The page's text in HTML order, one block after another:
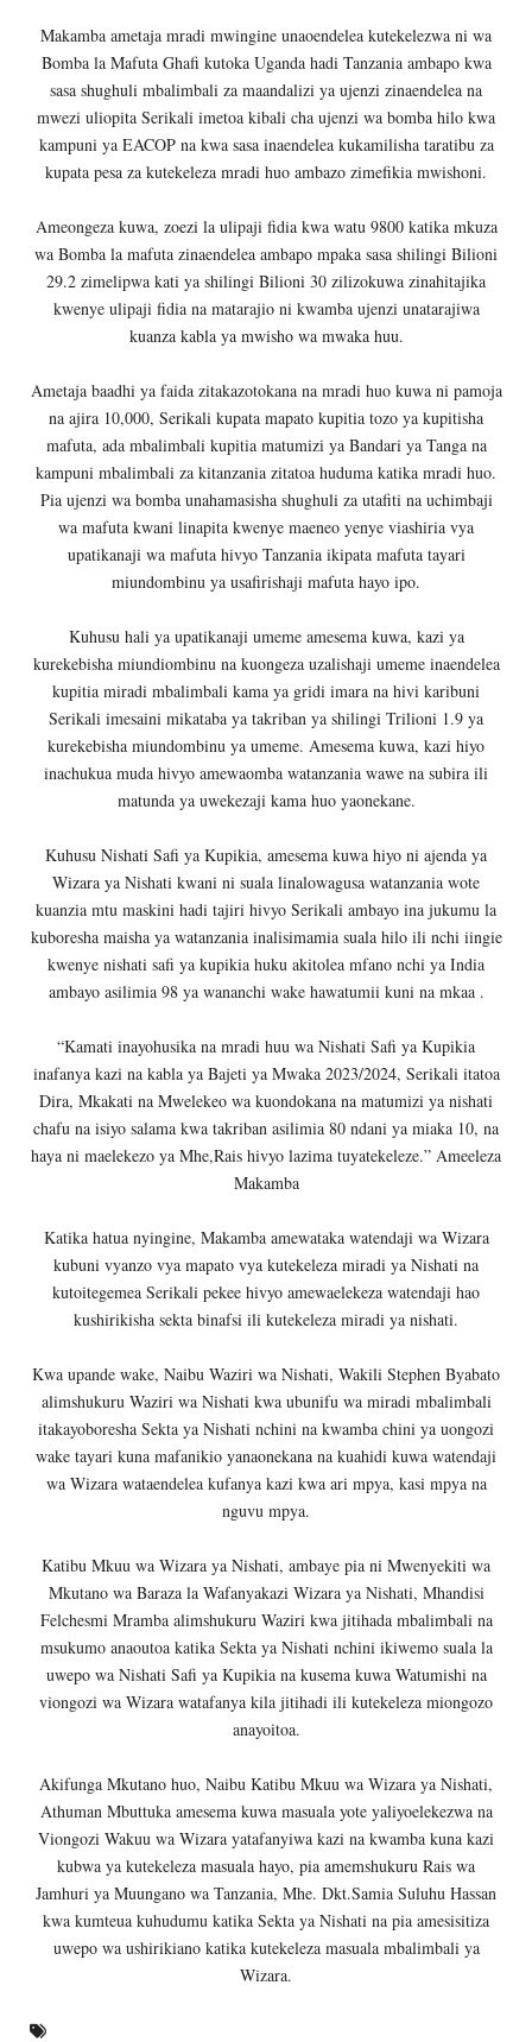
Makamba ametaja mradi mwingine unaoendelea kutekelezwa ni wa
Bomba la Mafuta Ghafi kutoka Uganda hadi Tanzania ambapo kwa
sasa shughuli mbalimbali za maandalizi ya ujenzi zinaendelea na
mwezi uliopita Serikali imetoa kibali cha ujenzi wa bomba hilo kwa
kampuni ya EACOP na kwa sasa inaendelea kukamilisha taratibu za
kupata pesa za kutekeleza mradi huo ambazo zimefikia mwishoni.
Ameongeza kuwa, zoezi la ulipaji fidia kwa watu 9800 katika mkuza
wa Bomba la mafuta zinaendelea ambapo mpaka sasa shilingi Bilioni
29.2 zimelipwa kati ya shilingi Bilioni 30 zilizokuwa zinahitajika
kwenye ulipaji fidia na matarajio ni kwamba ujenzi unatarajiwa
kuanza kabla ya mwisho wa mwaka huu.
Ametaja baadhi ya faida zitakazotokana na mradi huo kuwa ni pamoja
na ajira 10,000, Serikali kupata mapato kupitia tozo ya kupitisha
mafuta, ada mbalimbali kupitia matumizi ya Bandari ya Tanga na
kampuni mbalimbali za kitanzania zitatoa huduma katika mradi huo.
Pia ujenzi wa bomba unahamasisha shughuli za utafiti na uchimbaji
wa mafuta kwani linapita kwenye maeneo yenye viashiria vya
upatikanaji wa mafuta hivyo Tanzania ikipata mafuta tayari
miundombinu ya usafirishaji mafuta hayo ipo.
Kuhusu hali ya upatikanaji umeme amesema kuwa, kazi ya
kurekebisha miundiombinu na kuongeza uzalishaji umeme inaendelea
kupitia miradi mbalimbali kama ya gridi imara na hivi karibuni
Serikali imesaini mikataba ya takriban ya shilingi Trilioni 1.9 ya
kurekebisha miundombinu ya umeme. Amesema kuwa, kazi hiyo
inachukua muda hivyo amewaomba watanzania wawe na subira ili
matunda ya uwekezaji kama huo yaonekane.
Kuhusu Nishati Safi ya Kupikia, amesema kuwa hiyo ni ajenda ya
Wizara ya Nishati kwani ni suala linalowagusa watanzania wote
kuanzia mtu maskini hadi tajiri hivyo Serikali ambayo ina jukumu la
kuboresha maisha ya watanzania inalisimamia suala hilo ili nchi iingie
kwenye nishati safi ya kupikia huku akitolea mfano nchi ya India
ambayo asilimia 98 ya wananchi wake hawatumii kuni na mkaa .
“Kamati inayohusika na mradi huu wa Nishati Safi ya Kupikia
inafanya kazi na kabla ya Bajeti ya Mwaka 2023/2024, Serikali itatoa
Dira, Mkakati na Mwelekeo wa kuondokana na matumizi ya nishati
chafu na isiyo salama kwa takriban asilimia 80 ndani ya miaka 10, na
haya ni maelekezo ya Mhe,Rais hivyo lazima tuyatekeleze.” Ameeleza
Makamba
Katika hatua nyingine, Makamba amewataka watendaji wa Wizara
kubuni vyanzo vya mapato vya kutekeleza miradi ya Nishati na
kutoitegemea Serikali pekee hivyo amewaelekeza watendaji hao
kushirikisha sekta binafsi ili kutekeleza miradi ya nishati.
Kwa upande wake, Naibu Waziri wa Nishati, Wakili Stephen Byabato
alimshukuru Waziri wa Nishati kwa ubunifu wa miradi mbalimbali
itakayoboresha Sekta ya Nishati nchini na kwamba chini ya uongozi
wake tayari kuna mafanikio yanaonekana na kuahidi kuwa watendaji
wa Wizara wataendelea kufanya kazi kwa ari mpya, kasi mpya na
nguvu mpya.
Katibu Mkuu wa Wizara ya Nishati, ambaye pia ni Mwenyekiti wa
Mkutano wa Baraza la Wafanyakazi Wizara ya Nishati, Mhandisi
Felchesmi Mramba alimshukuru Waziri kwa jitihada mbalimbali na
msukumo anaoutoa katika Sekta ya Nishati nchini ikiwemo suala la
uwepo wa Nishati Safi ya Kupikia na kusema kuwa Watumishi na
viongozi wa Wizara watafanya kila jitihadi ili kutekeleza miongozo
anayoitoa.
Akifunga Mkutano huo, Naibu Katibu Mkuu wa Wizara ya Nishati,
Athuman Mbuttuka amesema kuwa masuala yote yaliyoelekezwa na
Viongozi Wakuu wa Wizara yatafanyiwa kazi na kwamba kuna kazi
kubwa ya kutekeleza masuala hayo, pia amemshukuru Rais wa
Jamhuri ya Muungano wa Tanzania, Mhe. Dkt.Samia Suluhu Hassan
kwa kumteua kuhudumu katika Sekta ya Nishati na pia amesisitiza
uwepo wa ushirikiano katika kutekeleza masuala mbalimbali ya
Wizara.